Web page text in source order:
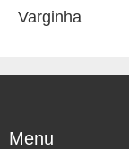
Varginha
Menu